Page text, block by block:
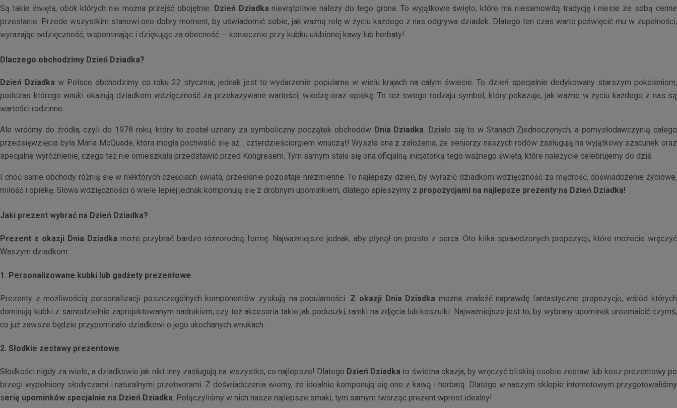
Są takie święta, obok których nie można przejść obojętnie. Dzień Dziadkaniewątpliwie należy do tego grona. To wyjątkowe święto, które ma niesamowitą tradycję i niesie ze sobą cenne
przesłanie. Przede wszystkim stanowi ono dobry moment, by uświadomić sobie, jak ważną rolę w życiu każdego z nas odgrywa dziadek. Dlatego ten czas warto poświęcić mu w zupełności,
wyrażając wdzięczność, wspominając i dziękując za obecność — koniecznie przy kubku ulubionej kawy lub herbaty!
Dlaczego obchodzimy Dzień Dziadka?
Dzień Dziadka w Polsce obchodzimy co roku 22 stycznia, jednak jest to wydarzenie popularne w wielu krajach na całym świecie. To dzień specjalnie dedykowany starszym pokoleniom,
podczas którego wnuki okazują dziadkom wdzięczność za przekazywane wartości, wiedzę oraz opiekę. To też swego rodzaju symbol, który pokazuje, jak ważne w życiu każdego z nas są
wartości rodzinne.
Ale wróćmy do źródła, czyli do 1978 roku, który to został uznany za symboliczny początek obchodów Dnia Dziadka. Działo się to w Stanach Zjednoczonych, a pomysłodawczynią całego
przedsięwzięcia była Maria McQuade, która mogła pochwalić się aż… czterdzieściorgiem wnucząt! Wyszła ona z założenia, że seniorzy naszych rodów zasługują na wyjątkowy szacunek oraz
specjalne wyróżnienie, czego też nie omieszkała przedstawić przed Kongresem. Tym samym stała się ona oficjalną inicjatorką tego ważnego święta, które należycie celebrujemy do dziś.
I choć same obchody różnią się w niektórych częściach świata, przesłanie pozostaje niezmienne. To najlepszy dzień, by wyrazić dziadkom wdzięczność za mądrość, doświadczenie życiowe,
miłość i opiekę. Słowa wdzięczności o wiele lepiej jednak komponują się z drobnym upominkiem, dlatego spieszymy z propozycjami na najlepsze prezenty na Dzień Dziadka!
Jaki prezent wybrać na Dzień Dziadka?
Prezent z okazji Dnia Dziadka może przybrać bardzo różnorodną formę. Najważniejsze jednak, aby płynął on prosto z serca. Oto kilka sprawdzonych propozycji, które możecie wręczyć
Waszym dziadkom:
1. Personalizowane kubki lub gadżety prezentowe
Prezenty z możliwością personalizacji poszczególnych komponentów zyskują na popularności. Z okazji Dnia Dziadka można znaleźć naprawdę fantastyczne propozycje, wśród których
dominują kubki z samodzielnie zaprojektowanym nadrukiem, czy też akcesoria takie jak poduszki, ramki na zdjęcia lub koszulki. Najważniejsze jest to, by wybrany upominek urozmaicić czymś,
co już zawsze będzie przypominało dziadkowi o jego ukochanych wnukach.
2. Słodkie zestawy prezentowe
Słodkości nigdy za wiele, a dziadkowie jak nikt inny zasługują na wszystko, co najlepsze! Dlatego Dzień Dziadka to świetna okazja, by wręczyć bliskiej osobie zestaw lub kosz prezentowy po
brzegi wypełniony słodyczami i naturalnymi przetworami. Z doświadczenia wiemy, że idealnie komponują się one z kawą i herbatą. Dlatego w naszym sklepie internetowym przygotowaliśmy
serię upominków specjalnie na Dzień Dziadka. Połączyliśmy w nich nasze najlepsze smaki, tym samym tworząc prezent wprost idealny!